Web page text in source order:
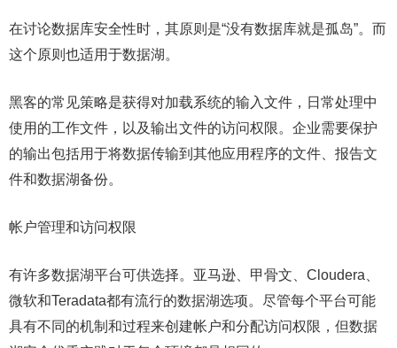
在讨论数据库安全性时，其原则是“没有数据库就是孤岛”。而
这个原则也适用于数据湖。
黑客的常见策略是获得对加载系统的输入文件，日常处理中
使用的工作文件，以及输出文件的访问权限。企业需要保护
的输出包括用于将数据传输到其他应用程序的文件、报告文
件和数据湖备份。
帐户管理和访问权限
有许多数据湖平台可供选择。亚马逊、甲骨文、Cloudera、
微软和Teradata都有流行的数据湖选项。尽管每个平台可能
具有不同的机制和过程来创建帐户和分配访问权限，但数据